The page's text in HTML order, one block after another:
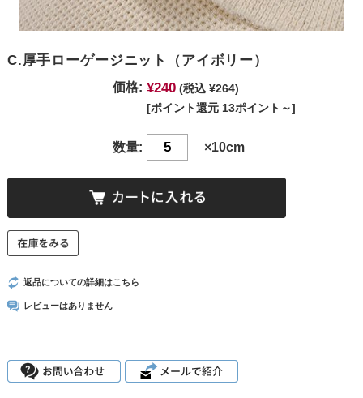
C.厚手ローゲージニット（アイボリー）
価格: ¥240 (税込 ¥264)
[ポイント還元 13ポイント～]
数量: ×10cm
返品についての詳細はこちら
レビューはありません